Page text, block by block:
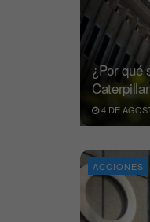
¿Por qué
4 DE
ACCIONES